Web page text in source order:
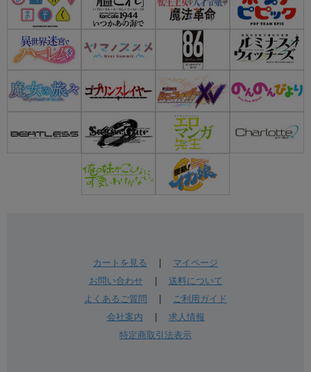
カートを見る
マイページ
お問い合わせ| 送料について
よくあるご質問
ご利用ガイド
会社案内
求人情報
特定商取引法表示